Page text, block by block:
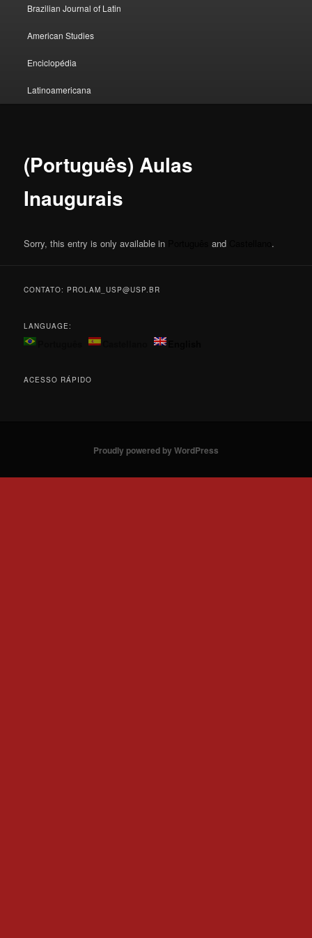
Brazilian Journal of Latin
American Studies
Enciclopédia
Latinoamericana
(Português) Aulas
Inaugurais
Sorry, this entry is only available in and .
CONTATO: PROLAM_USP@USP.BR
LANGUAGE:
ACESSO RÁPIDO
Proudly powered by WordPress